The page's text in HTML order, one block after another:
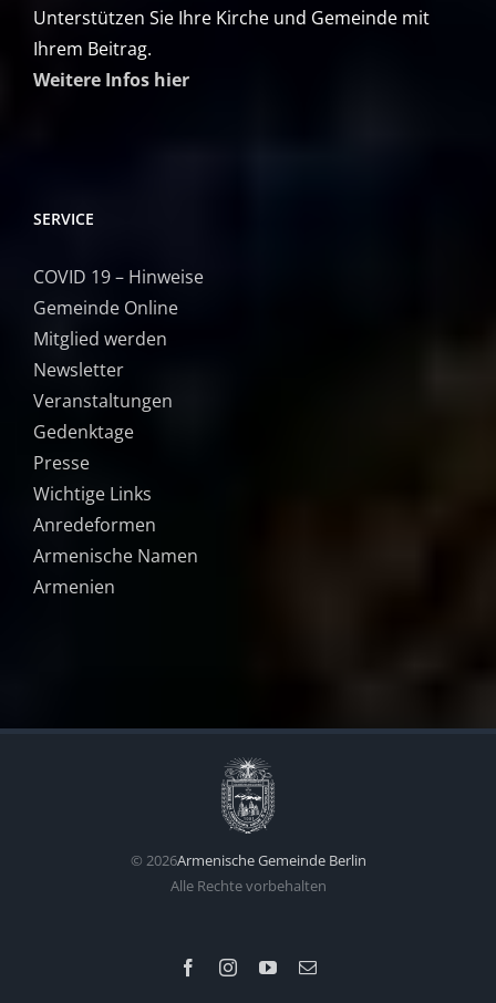
Unterstützen Sie Ihre Kirche und Gemeinde mit
Ihrem Beitrag.
Weitere Infos hier
SERVICE
COVID 19 – Hinweise
Gemeinde Online
Mitglied werden
Newsletter
Veranstaltungen
Gedenktage
Presse
Wichtige Links
Anredeformen
Armenische Namen
Armenien
© 2026Armenische Gemeinde Berlin
Alle Rechte vorbehalten
FacebookInstagramYouTube
E-